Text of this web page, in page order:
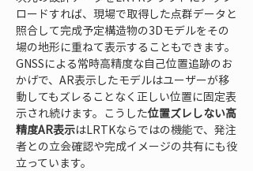
ロードすれば、現場で取得した点群データと
照合して完成予定構造物の3Dモデルをその
場の地形に重ねて表示することもできます。
GNSSによる常時高精度な自己位置追跡のお
かげで、AR表示したモデルはユーザーが移
動してもズレることなく正しい位置に固定表
示され続けます。こうした位置ズレしない高
精度AR表示はLRTKならではの機能で、発注
者との立会確認や完成イメージの共有にも役
立っています。